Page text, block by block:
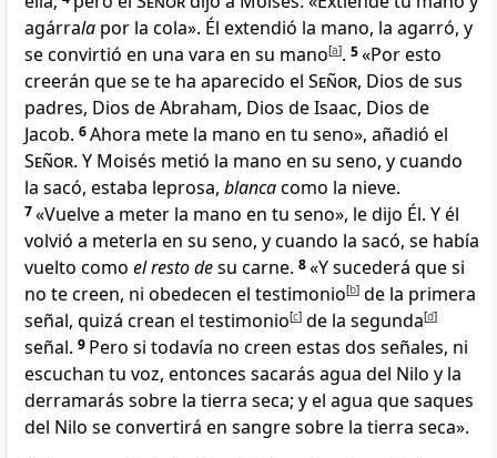
agárrala por la cola». Él extendió la mano, la agarró, y
se convirtió en una vara en su mano[a]. 5«Por esto
creerán que se te ha aparecido el Señor, Dios de sus
padres, Dios de Abraham, Dios de Isaac, Dios de
Jacob. 6Ahora mete la mano en tu seno», añadió el
Señor. Y Moisés metió la mano en su seno, y cuando
la sacó, estaba leprosa, blancacomo la nieve.
7«Vuelve a meter la mano en tu seno», le dijo Él. Y él
volvió a meterla en su seno, y cuando la sacó, se había
vuelto como el resto desu carne. 8«Y sucederá que si
no te creen, ni obedecen el testimonio[b] de la primera
señal, quizá crean el testimonio[c] de la segunda[d]
señal. 9 Pero si todavía no creen estas dos señales, ni
escuchan tu voz, entonces sacarás agua del Nilo y la
derramarás sobre la tierra seca; y el agua que saques
del Nilo se convertirá en sangre sobre la tierra seca».